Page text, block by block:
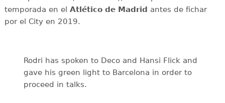
temporada en el Atlético de Madrid antes de fichar
por el City en 2019.
Rodri has spoken to Deco and Hansi Flick and
gave his green light to Barcelona in order to
proceed in talks.